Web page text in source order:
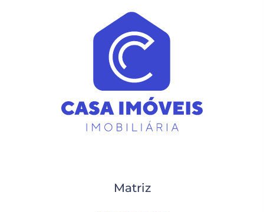
Matriz